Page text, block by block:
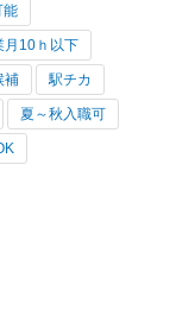
能
月10ｈ以下
補 駅チカ
夏～秋入職可